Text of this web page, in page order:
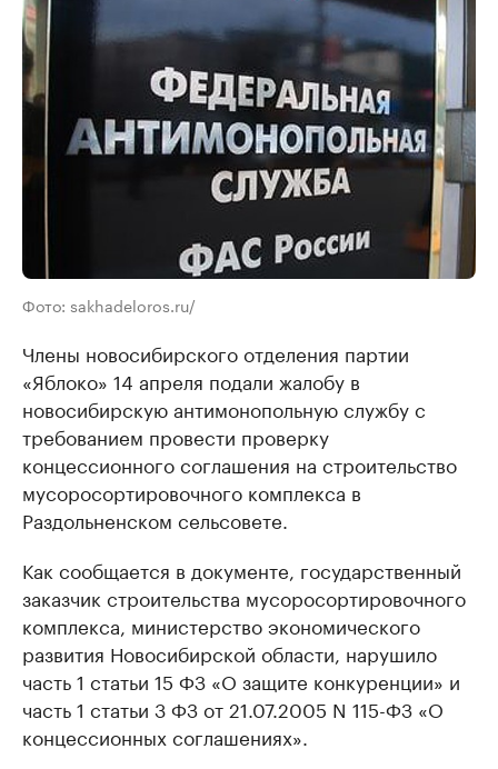
Фото: sakhadeloros.ru/
Члены новосибирского отделения партии
«Яблоко» 14 апреля подали жалобу в
новосибирскую антимонопольную службу с
требованием провести проверку
концессионного соглашения на строительство
мусоросортировочного комплекса в
Раздольненском сельсовете.
Как сообщается в документе, государственный
заказчик строительства мусоросортировочного
комплекса, министерство экономического
развития Новосибирской области, нарушило
часть 1 статьи 15 ФЗ «О защите конкуренции» и
часть 1 статьи 3 ФЗ от 21.07.2005 N 115-ФЗ «О
концессионных соглашениях».